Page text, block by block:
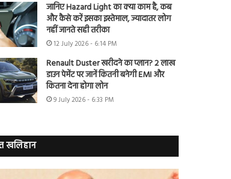
जानिए Hazard Light का क्या काम है, कब
और कैसे करें इसका इस्तेमाल, ज्यादातर लोग
नहीं जानते सही तरीका
12 July 2026 - 6:14 PM
Renault Duster खरीदने का प्लान? 2 लाख
डाउन पेमेंट पर जानें कितनी बनेगी EMI और
कितना देना होगा लोन
9 July 2026 - 6:33 PM
खलिहान